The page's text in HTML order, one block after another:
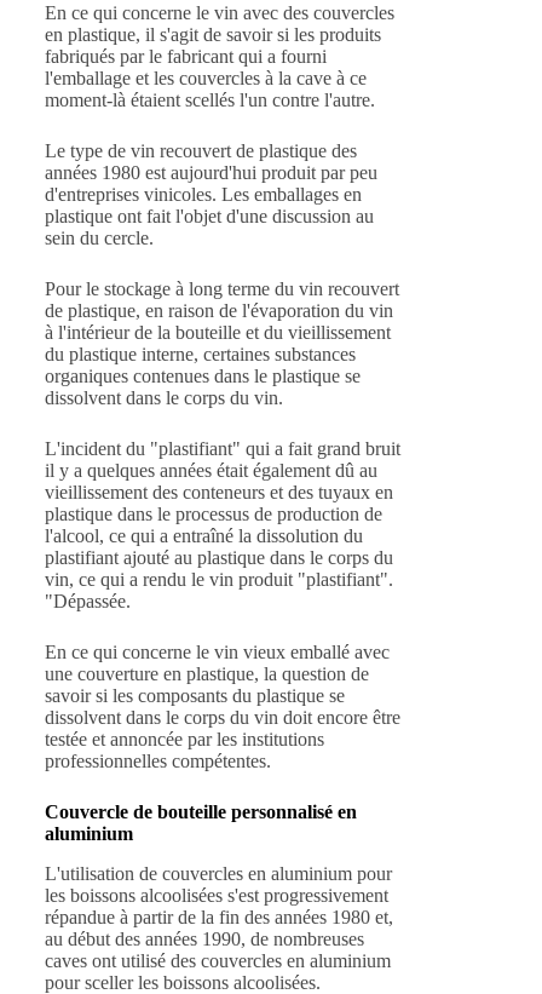
En ce qui concerne le vin avec des couvercles
en plastique, il s'agit de savoir si les produits
fabriqués par le fabricant qui a fourni
l'emballage et les couvercles à la cave à ce
moment-là étaient scellés l'un contre l'autre.
Le type de vin recouvert de plastique des
années 1980 est aujourd'hui produit par peu
d'entreprises vinicoles. Les emballages en
plastique ont fait l'objet d'une discussion au
sein du cercle.
Pour le stockage à long terme du vin recouvert
de plastique, en raison de l'évaporation du vin
à l'intérieur de la bouteille et du vieillissement
du plastique interne, certaines substances
organiques contenues dans le plastique se
dissolvent dans le corps du vin.
L'incident du "plastifiant" qui a fait grand bruit
il y a quelques années était également dû au
vieillissement des conteneurs et des tuyaux en
plastique dans le processus de production de
l'alcool, ce qui a entraîné la dissolution du
plastifiant ajouté au plastique dans le corps du
vin, ce qui a rendu le vin produit "plastifiant".
"Dépassée.
En ce qui concerne le vin vieux emballé avec
une couverture en plastique, la question de
savoir si les composants du plastique se
dissolvent dans le corps du vin doit encore être
testée et annoncée par les institutions
professionnelles compétentes.
Couvercle de bouteille personnalisé en
aluminium
L'utilisation de couvercles en aluminium pour
les boissons alcoolisées s'est progressivement
répandue à partir de la fin des années 1980 et,
au début des années 1990, de nombreuses
caves ont utilisé des couvercles en aluminium
pour sceller les boissons alcoolisées.